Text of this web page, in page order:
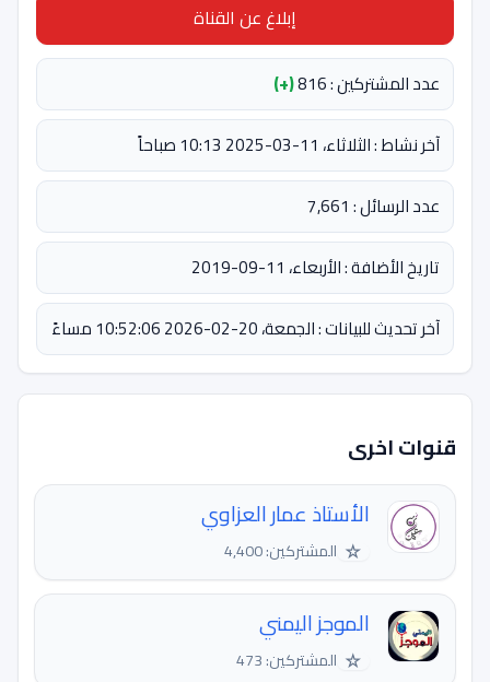
إبلاغ عن القناة
عدد المشتركين : 816
(+)
آخر نشاط : الثلاثاء، 11-03-2025 10:13 صباحاً
عدد الرسائل : 7,661
تاريخ الأضافة : الأربعاء، 11-09-2019
آخر تحديث للبيانات : الجمعة، 20-02-2026 10:52:06 مساءً
قنوات اخرى
الأستاذ عمار العزاوي
☆ المشتركين: 4,400
الموجز اليمني
☆ المشتركين: 473